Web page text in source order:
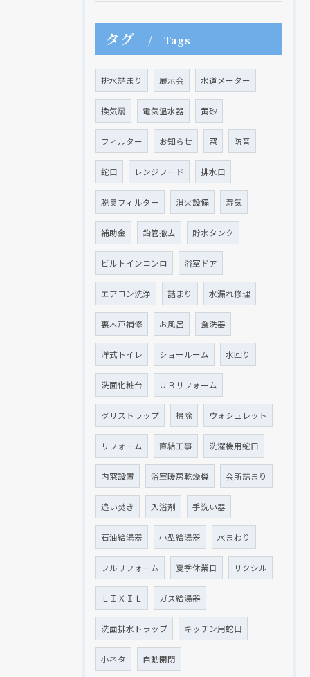
タグ Tags
排水詰まり 展示会 水道メーター
換気扇 電気温水器 黄砂
フィルター お知らせ 窓 防音
蛇口 レンジフード 排水口
脱臭フィルター 消火設備 湿気
補助金 鉛管撤去 貯水タンク
ビルトインコンロ 浴室ドア
エアコン洗浄 詰まり 水漏れ修理
裏木戸補修 お風呂 食洗器
洋式トイレ ショールーム 水回り
洗面化粧台 ＵＢリフォーム
グリストラップ 掃除 ウォシュレット
リフォーム 直結工事 洗濯機用蛇口
内窓設置 浴室暖房乾燥機 会所詰まり
追い焚き 入浴剤 手洗い器
石油給湯器 小型給湯器 水まわり
フルリフォーム 夏季休業日 リクシル
ＬＩＸＩＬ ガス給湯器
洗面排水トラップ キッチン用蛇口
小ネタ 自動開閉